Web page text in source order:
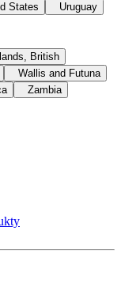
States
Uruguay
British
Wallis and Futuna
Zambia